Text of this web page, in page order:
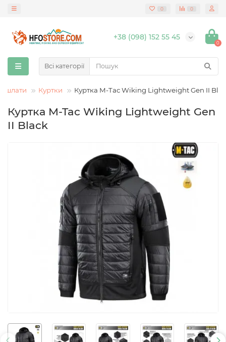
0 0
+38 (098) 152 55 45
0
Всі категорії
Куртки Куртка M-Tac Wiking Lightweight Gen II
Куртка M-Tac Wiking Lightweight Gen
II Black